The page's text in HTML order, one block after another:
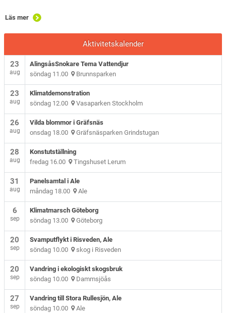
Läs mer
Aktivitetskalender
23
aug
AlingsåsSnokare Tema Vattendjur
söndag 11.00 Brunnsparken
23
aug
Klimatdemonstration
söndag 12.00 Vasaparken Stockholm
26
aug
Vilda blommor i Gräfsnäs
onsdag 18.00 Gräfsnäsparken Grindstugan
28
aug
Konstutställning
fredag 16.00 Tingshuset Lerum
31
aug
Panelsamtal i Ale
måndag 18.00 Ale
6
sep
Klimatmarsch Göteborg
söndag 13.00 Göteborg
20
sep
Svamputflykt i Risveden, Ale
söndag 10.00 skog i Risveden
20
sep
Vandring i ekologiskt skogsbruk
söndag 10.00 Dammsjöås
27
sep
Vandring till Stora Rullesjön, Ale
söndag 10.00 Ale